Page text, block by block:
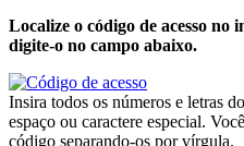
Localize o código de acesso no
digite-o no campo abaixo.
Insira todos os números e letras
espaço ou caractere especial.
código separando-os por vírgula.